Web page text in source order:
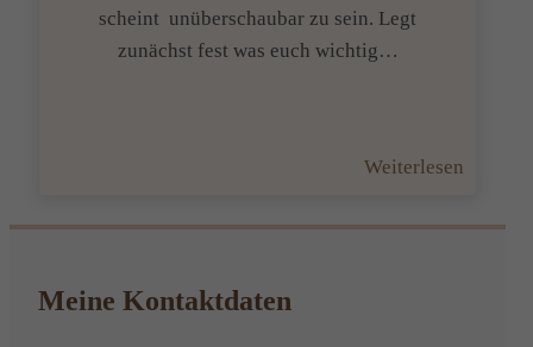
scheint unüberschaubar zu sein. Legt
zunächst fest was euch wichtig…
Weiterlesen
mir
Meine Kontaktdaten